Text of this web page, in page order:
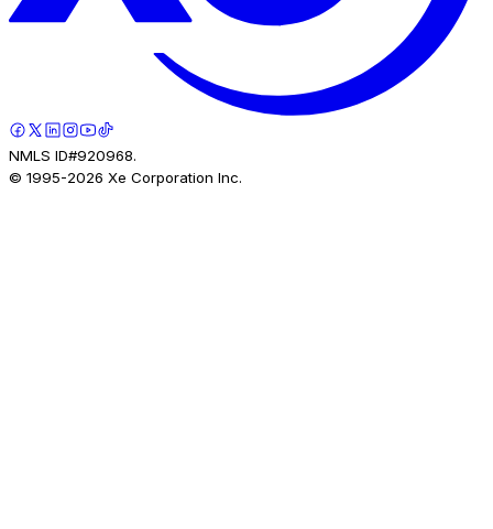
NMLS ID#920968.
© 1995-2026 Xe Corporation Inc.